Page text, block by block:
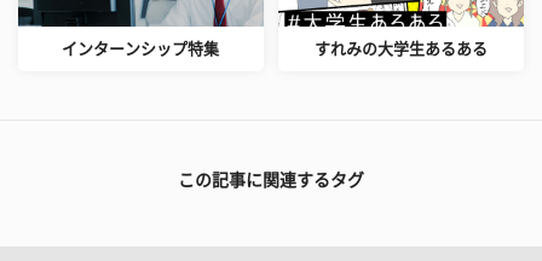
インターンシップ特集 すれみの大学生あるある
この記事に関連するタグ